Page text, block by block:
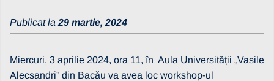
Publicat la 29 martie, 2024
Miercuri, 3 aprilie 2024, ora 11, în Aula Universității „Vasile
Alecsandri” din Bacău va avea loc workshop-ul